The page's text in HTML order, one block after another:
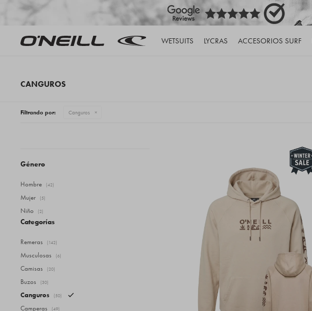
WETSUITS LYCRAS ACCESORIOS SURF
CANGUROS
Filtrando por: Canguros
Categorías
Remeras (142)
Musculosas (6)
Camisas (20)
Buzos (30)
Canguros (50)
Camperas (49)
Género
Hombre (42)
Mujer (5)
Niño (2)